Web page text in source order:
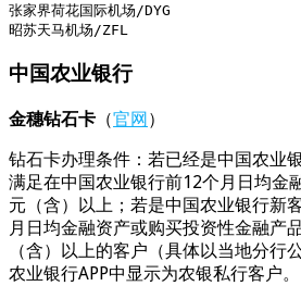
张家界荷花国际机场/DYG
昭苏天马机场/ZFL
中国农业银行
金穗钻石卡 （官网）
钻石卡办理条件：若已经是中国农业
满足在中国农业银行前12个月日均金
元（含）以上；若是中国农业银行新
月日均金融资产或购买投资性金融产
（含）以上的客户（具体以当地分行
农业银行APP中显示为农银私行客户。